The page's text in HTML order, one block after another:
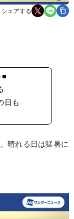
シェアする
■
日も
晴れる日は猛暑に